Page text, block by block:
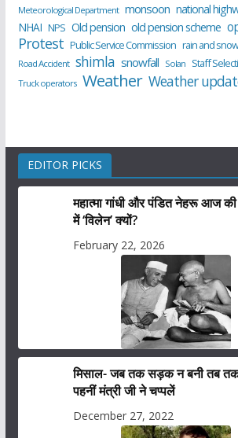
Meteorological Department monsoon national
NHAI NPS Old pension old pension scheme
Protest Public Service Commission rain and
Road Accident shimla snowfall Solan Staff
Truck operators Weather Weather
EDITOR PICKS
महात्मा गांधी और पंडित नेहरू आज की
में ‘विलेन’ क्यों?
February 22, 2026
मिसाल- जब तक सड़क न बनी तब
पहनीं मंत्री जी ने चप्पलें
December 27, 2022